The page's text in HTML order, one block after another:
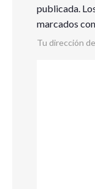
publicada.
marcados con
Tu dirección